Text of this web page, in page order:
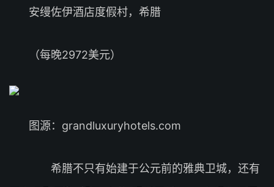
安缦佐伊酒店度假村，希腊
（每晚2972美元）
图源：grandluxuryhotels.com
希腊不只有始建于公元前的雅典卫城，还有